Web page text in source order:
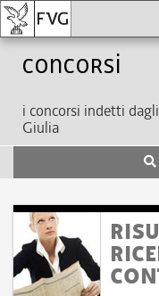
Concorsi
i concorsi indetti
Giulia